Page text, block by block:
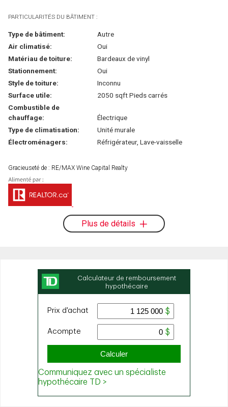
PARTICULARITÉS DU BÂTIMENT :
Type de bâtiment:
Autre
Air climatisé:
Oui
Matériau de toiture:
Bardeaux de vinyl
Stationnement:
Oui
Style de toiture:
Inconnu
Surface utile:
2050 sqft Pieds carrés
Combustible de
chauffage:
Électrique
Type de climatisation:
Unité murale
Électroménagers:
Réfrigérateur, Lave-vaisselle
Gracieuseté de : RE/MAX Wine Capital Realty
Plus de détails